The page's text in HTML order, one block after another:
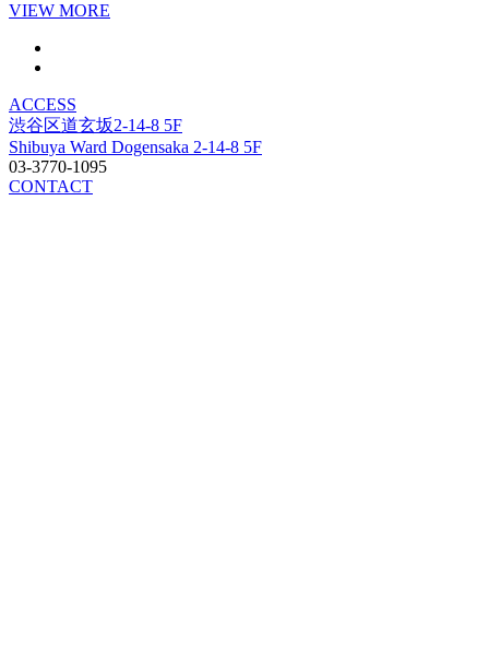
VIEW MORE
ACCESS
渋谷区道玄坂2-14-8 5F
Shibuya Ward Dogensaka 2-14-8 5F
03-3770-1095
CONTACT